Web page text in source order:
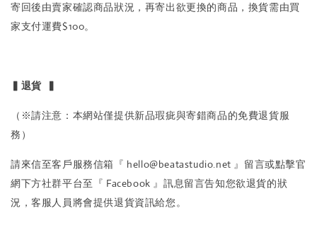
寄回後由賣家確認商品狀況，再寄出欲更換的商品，換貨需由買
家支付運費$100。
▍退貨 ▍
（※請注意：本網站僅提供新品瑕疵與寄錯商品的免費退貨服
務）
請來信至客戶服務信箱『 hello@beatastudio.net 』留言或點擊官
網下方社群平台至『 Facebook 』訊息留言告知您欲退貨的狀
況，客服人員將會提供退貨資訊給您。